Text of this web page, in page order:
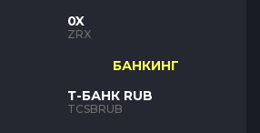
0X
ZRX
БАНКИНГ
Т-БАНК RUB
TCSBRUB